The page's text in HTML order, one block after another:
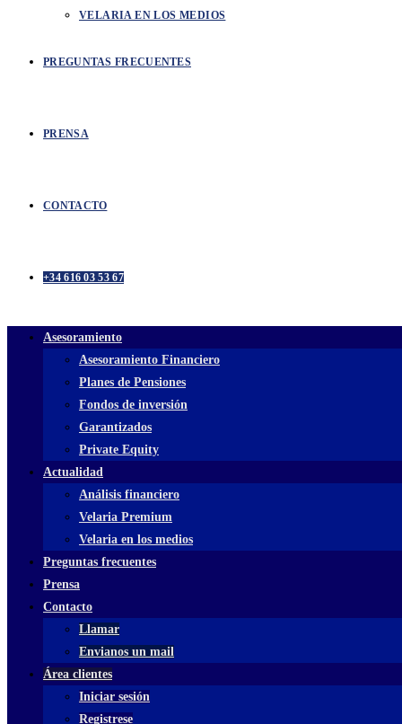
VELARIA EN LOS MEDIOS
PREGUNTAS FRECUENTES
PRENSA
CONTACTO
+34 616 03 53 67
Asesoramiento
Asesoramiento Financiero
Planes de Pensiones
Fondos de inversión
Garantizados
Private Equity
Actualidad
Análisis financiero
Velaria Premium
Velaria en los medios
Preguntas frecuentes
Prensa
Contacto
Llamar
Envianos un mail
Área clientes
Iniciar sesión
Registrese